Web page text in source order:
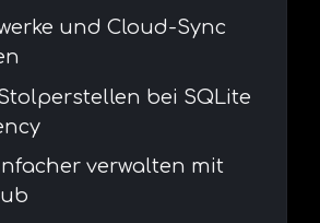
und Cloud-Sync
bei SQLite
verwalten mit